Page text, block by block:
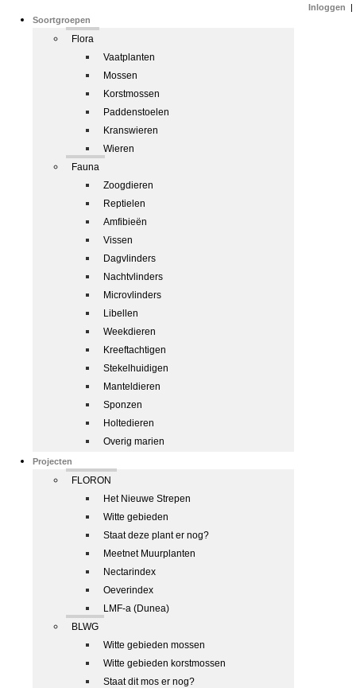
Soortgroepen
Flora
Vaatplanten
Mossen
Korstmossen
Paddenstoelen
Kranswieren
Wieren
Fauna
Zoogdieren
Reptielen
Amfibieën
Vissen
Dagvlinders
Nachtvlinders
Microvlinders
Libellen
Weekdieren
Kreeftachtigen
Stekelhuidigen
Manteldieren
Sponzen
Holtedieren
Overig marien
Projecten
FLORON
Het Nieuwe Strepen
Witte gebieden
Staat deze plant er nog?
Meetnet Muurplanten
Nectarindex
Oeverindex
LMF-a (Dunea)
BLWG
Witte gebieden mossen
Witte gebieden korstmossen
Staat dit mos er nog?
Inloggen |